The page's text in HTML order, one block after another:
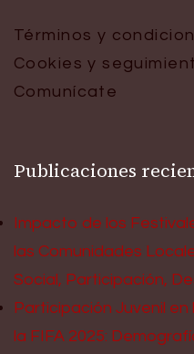
Términos y
Cookies y
Comunícate
Publicaciones
Impacto de los
las Comunidades
Social, Participación,
Participación Juvenil
la FIFA 2025: